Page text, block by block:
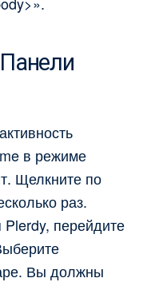
в режиме
Щелкните по
раз.
перейдите
Вы должны